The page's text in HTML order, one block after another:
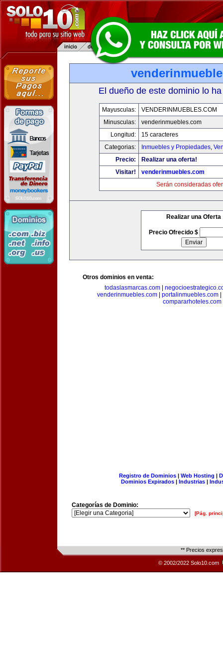
El dueño de este dominio lo
Mayusculas:
VENDERINMUEBLES.COM
Minusculas:
venderinmuebles.com
Longitud:
15 caracteres
Categorias:
Inmuebles y Propiedades,
Precio:
Realizar una oferta!
Visitar!
venderinmuebles.com
Serán consideradas
Realizar una Oferta
Precio Ofrecido $
Otros dominios en venta:
todaslasmarcas.com
venderinmuebles.com| portalinmuebles.com|
compararhoteles.com
Registro de Dominios| Web Hosting |
Dominios Expirados | Industrias |
Categorías de Dominio:
[Pág.
** Precios
© 2002/2022 Solo10.com